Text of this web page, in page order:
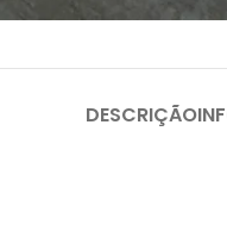
DESCRIÇÃO